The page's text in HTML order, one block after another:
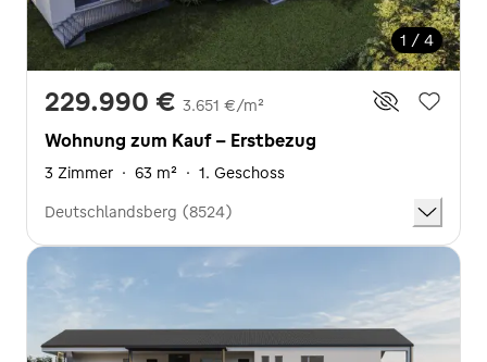
1 / 4
229.990 € 3.651 €/m²
Wohnung zum Kauf - Erstbezug
3 Zimmer · 63 m² · 1. Geschoss
Deutschlandsberg (8524)